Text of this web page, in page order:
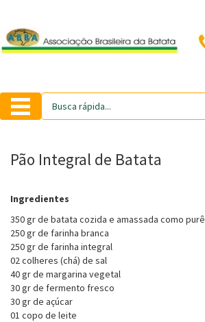
Pão Integral de Batata
Ingredientes
350 gr de batata cozida e amassada como purê
250 gr de farinha branca
250 gr de farinha integral
02 colheres (chá) de sal
40 gr de margarina vegetal
30 gr de fermento fresco
30 gr de açúcar
01 copo de leite